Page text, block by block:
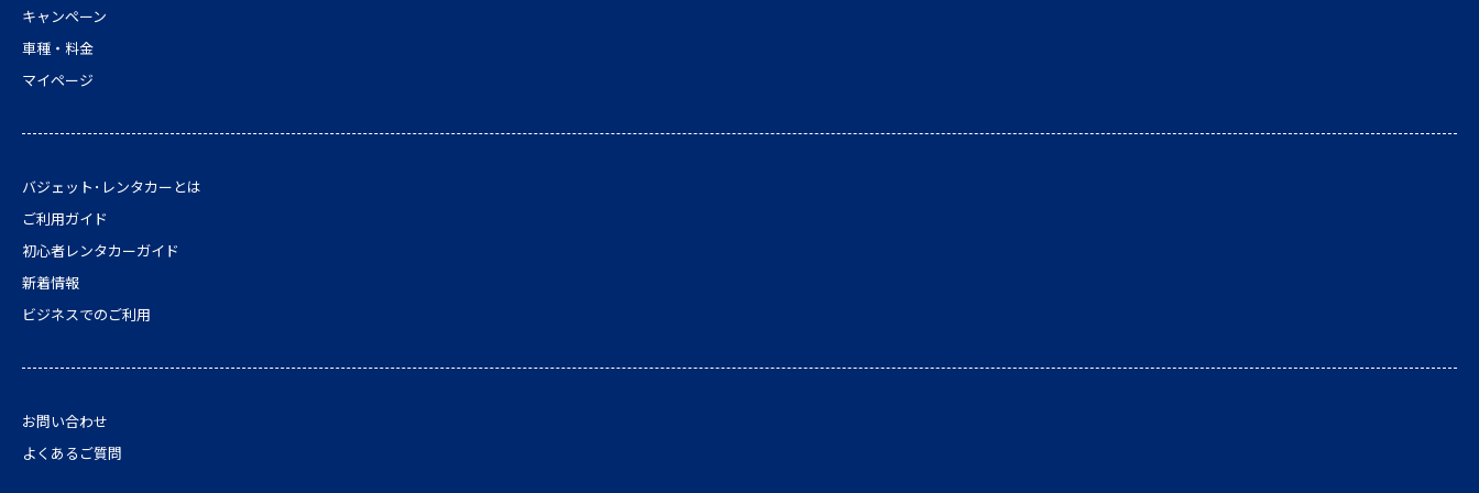
キャンペーン
車種・料金
マイページ
バジェット･レンタカーとは
ご利用ガイド
初心者レンタカーガイド
新着情報
ビジネスでのご利用
お問い合わせ
よくあるご質問